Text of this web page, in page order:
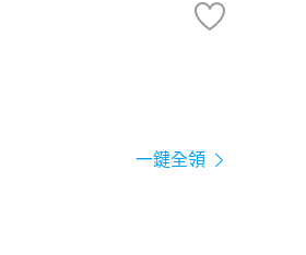
一鍵全領